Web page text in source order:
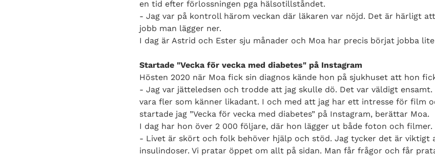
en tid efter förlossningen pga hälsotillståndet.
- Jag var på kontroll härom veckan där läkaren var nöjd. Det är härligt
jobb man lägger ner.
I dag är Astrid och Ester sju månader och Moa har precis börjat jobba
Startade "Vecka för vecka med diabetes" på Instagram
Hösten 2020 när Moa fick sin diagnos kände hon på sjukhuset att hon
- Jag var jätteledsen och trodde att jag skulle dö. Det var väldigt
vara fler som känner likadant. I och med att jag har ett intresse för film
startade jag ”Vecka för vecka med diabetes” på Instagram, berättar Moa.
I dag har hon över 2 000 följare, där hon lägger ut både foton och filmer.
- Livet är skört och folk behöver hjälp och stöd. Jag tycker det är viktigt
insulindoser. Vi pratar öppet om allt på sidan. Man får frågor och får